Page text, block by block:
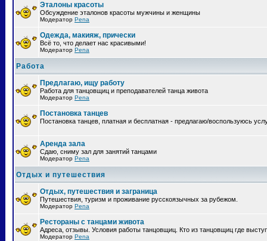
Эталоны красоты
Обсуждение эталонов красоты мужчины и женщины
Модератор Pena
Одежда, макияж, прически
Всё то, что делает нас красивыми!
Модератор Pena
Работа
Предлагаю, ищу работу
Работа для танцовщиц и преподавателей танца живота
Модератор Pena
Постановка танцев
Постановка танцев, платная и бесплатная - предлагаю/воспользуюсь
Аренда зала
Сдаю, сниму зал для занятий танцами
Модератор Pena
Отдых и путешествия
Отдых, путешествия и заграница
Путешествия, туризм и проживание русскоязычных за рубежом.
Модератор Pena
Рестораны с танцами живота
Адреса, отзывы. Условия работы танцовщиц. Кто из танцовщиц где
Модератор Pena